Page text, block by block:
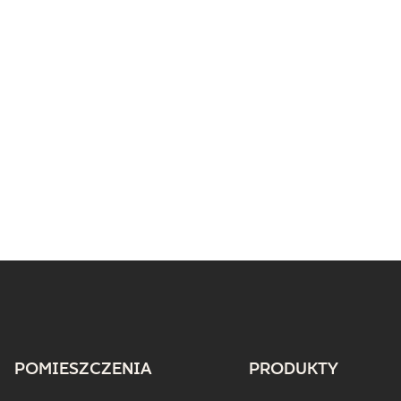
POMIESZCZENIA PRODUKTY